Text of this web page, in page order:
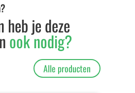
heb je deze
ook nodig?
Alle producten